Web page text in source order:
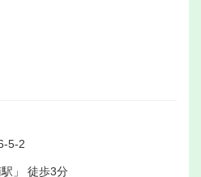
5-2
」 徒歩3分